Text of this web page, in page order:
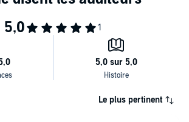
Le plus pertinent